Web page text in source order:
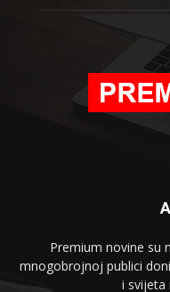
Premium novine su
mnogobrojnoj publici
i svijeta